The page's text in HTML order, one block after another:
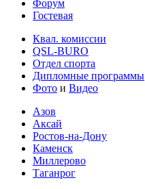
Форум
Гостевая
Квал. комиссии
QSL-BURO
Отдел спорта
Дипломные программы
Фото и Видео
Азов
Аксай
Ростов-на-Дону
Каменск
Миллерово
Таганрог